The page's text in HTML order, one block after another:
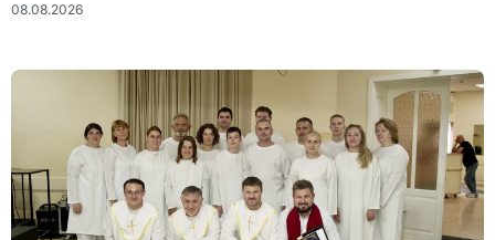
08.08.2026